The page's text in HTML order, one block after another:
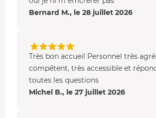
Bernard M., le 28 juillet 2026
Très bon accueil Personnel très
compétent, très accessible et
toutes les questions
Michel B., le 27 juillet 2026